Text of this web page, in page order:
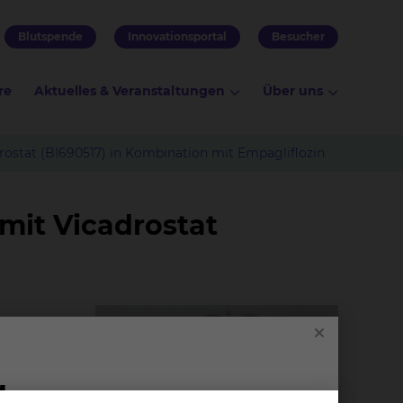
Blutspende Innovationsportal Besucher
Aktuelles & Veranstaltungen Über uns
(BI690517) in Kombination mit Empagliflozin
Vicadrostat